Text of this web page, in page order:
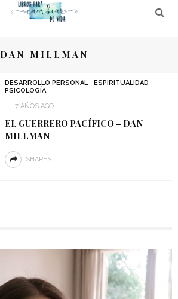
DAN MILLMAN
DESARROLLO PERSONAL
ESPIRITUALIDAD
PSICOLOGÍA
7 AÑOS AGO
EL GUERRERO PACÍFICO – DAN
MILLMAN
SHARES